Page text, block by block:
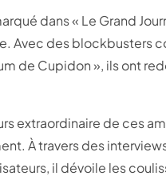
dans « Le Grand
Avec des blockbusters
de Cupidon », ils ont
extraordinaire de ces
À travers des
il dévoile les